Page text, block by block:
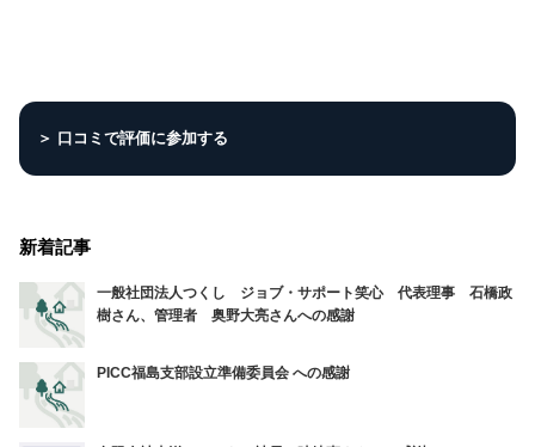
＞ 口コミで評価に参加する
新着記事
一般社団法人つくし ジョブ・サポート笑心 代表理事 石橋政
樹さん、管理者 奥野大亮さんへの感謝
PICC福島支部設立準備委員会 への感謝